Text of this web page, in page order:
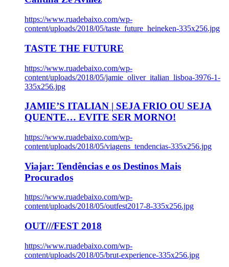
https://www.ruadebaixo.com/wp-
content/uploads/2018/05/taste_future_heineken-335x256.jpg
TASTE THE FUTURE
https://www.ruadebaixo.com/wp-
content/uploads/2018/05/jamie_oliver_italian_lisboa-3976-1-
335x256.jpg
JAMIE’S ITALIAN | SEJA FRIO OU SEJA
QUENTE… EVITE SER MORNO!
https://www.ruadebaixo.com/wp-
content/uploads/2018/05/viagens_tendencias-335x256.jpg
Viajar: Tendências e os Destinos Mais
Procurados
https://www.ruadebaixo.com/wp-
content/uploads/2018/05/outfest2017-8-335x256.jpg
OUT///FEST 2018
https://www.ruadebaixo.com/wp-
content/uploads/2018/05/brut-experience-335x256.jpg